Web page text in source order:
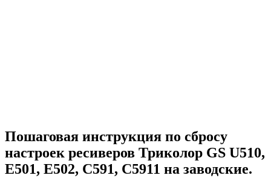
Пошаговая инструкция по сбросу
настроек ресиверов Триколор GS U510,
E501, E502, С591, С5911 на заводские.